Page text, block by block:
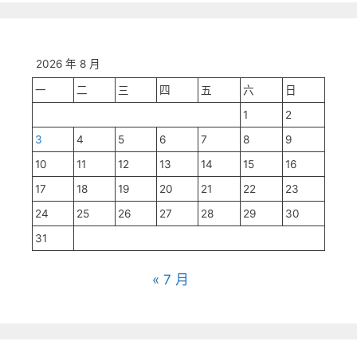
2026 年 8 月
一 二 三 四 五 六
日
1
2
3
4 5 6 7 8
9
10
11 12 13 14 15
16
17
18 19 20 21 22
23
24
25 26 27 28 29
30
31
« 7 月